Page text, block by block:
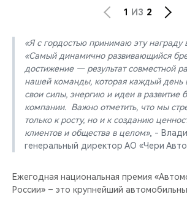
1 ИЗ 2
«Я с гордостью принимаю эту награду
«Самый динамично развивающийся
достижение — результат совместной
нашей команды, которая каждый день
свои силы, энергию и идеи в развитие
компании. Важно отметить, что мы
только к росту, но и к созданию
клиентов и общества в целом», -
генеральный директор АО «Чери
Ежегодная национальная премия
России» – это крупнейший